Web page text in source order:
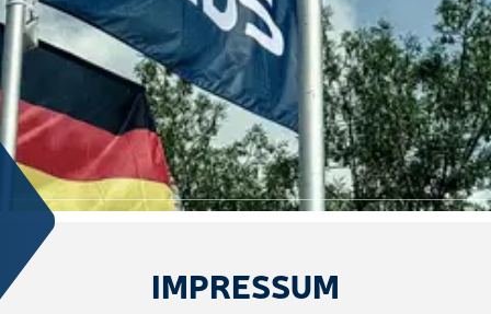
IMPRESSUM
IMPRESSUM